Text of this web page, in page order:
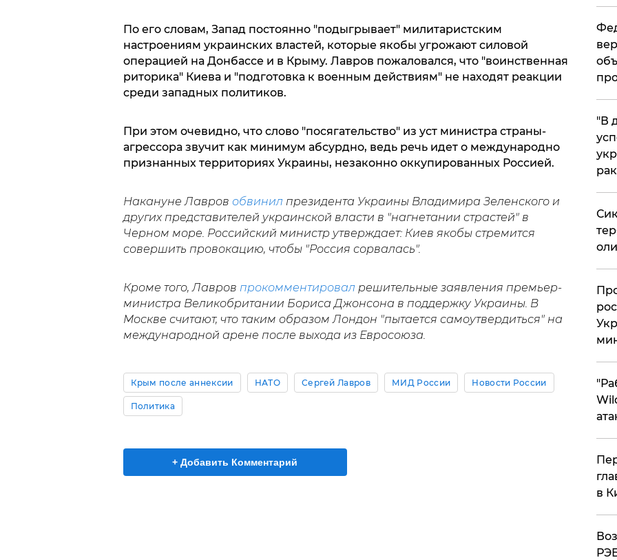
По его словам, Запад постоянно "подыгрывает" милитаристским
настроениям украинских властей, которые якобы угрожают силовой
операцией на Донбассе и в Крыму. Лавров пожаловался, что "воинственная
риторика" Киева и "подготовка к военным действиям" не находят реакции
среди западных политиков.
При этом очевидно, что слово "посягательство" из уст министра страны-
агрессора звучит как минимум абсурдно, ведь речь идет о международно
признанных территориях Украины, незаконно оккупированных Россией.
Накануне Лавров обвинил президента Украины Владимира Зеленского и
других представителей украинской власти в "нагнетании страстей" в
Черном море. Российский министр утверждает: Киев якобы стремится
совершить провокацию, чтобы "Россия сорвалась".
Кроме того, Лавров прокомментировал решительные заявления премьер-
министра Великобритании Бориса Джонсона в поддержку Украины. В
Москве считают, что таким образом Лондон "пытается самоутвердиться" на
международной арене после выхода из Евросоюза.
Крым после аннексии НАТО Сергей Лавров МИД России Новости России
Политика
+ Добавить Комментарий
​"В
в